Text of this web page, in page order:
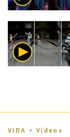
VIDA + Videos